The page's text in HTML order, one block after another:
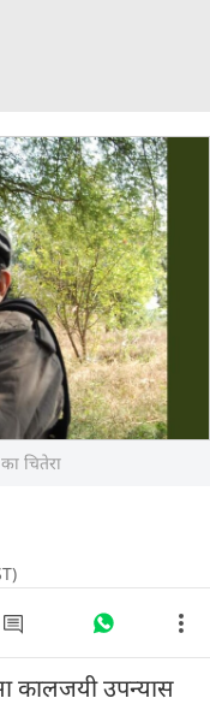
चितेरा
कालजयी उपन्यास